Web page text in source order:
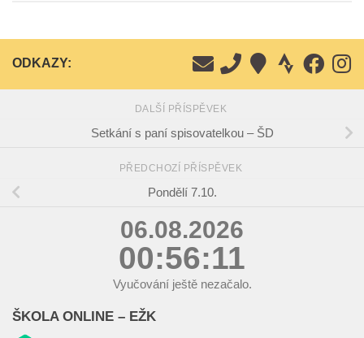
ODKAZY:
DALŠÍ PŘÍSPĚVEK
Setkání s paní spisovatelkou – ŠD
PŘEDCHOZÍ PŘÍSPĚVEK
Pondělí 7.10.
06.08.2026
00:56:11
Vyučování ještě nezačalo.
ŠKOLA ONLINE – EŽK